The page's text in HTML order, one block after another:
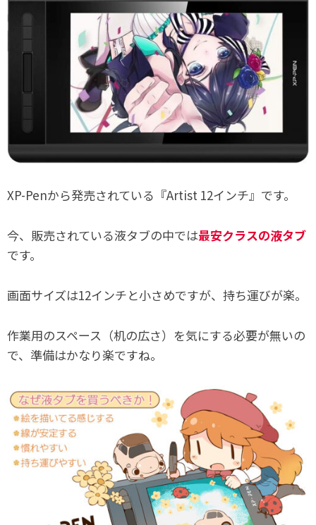
XP-Penから発売されている『Artist 12インチ』です。
今、販売されている液タブの中では最安クラスの液タブ
です。
画面サイズは12インチと小さめですが、持ち運びが楽。
作業用のスペース（机の広さ）を気にする必要が無いの
で、準備はかなり楽ですね。